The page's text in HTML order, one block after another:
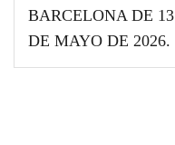
c
BARCELONA DE 13
DE MAYO DE 2026.